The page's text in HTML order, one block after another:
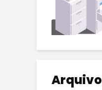
Arquivo